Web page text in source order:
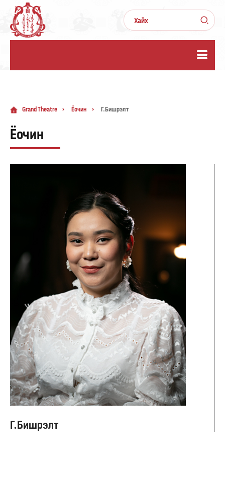
Grand Theatre Ёочин Г.Бишрэлт
Ёочин
Г.Бишрэлт